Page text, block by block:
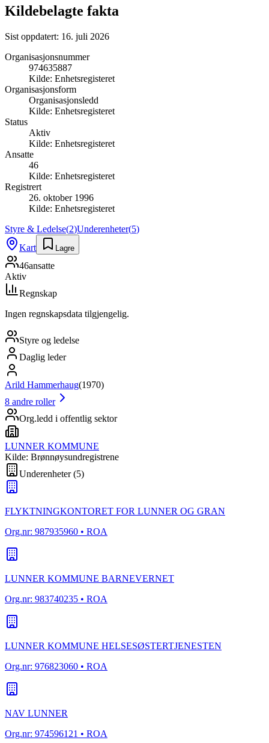
Kildebelagte fakta
Sist oppdatert: 16. juli 2026
Organisasjonsnummer
974635887
Kilde: Enhetsregisteret
Organisasjonsform
Organisasjonsledd
Kilde: Enhetsregisteret
Status
Aktiv
Kilde: Enhetsregisteret
Ansatte
46
Kilde: Enhetsregisteret
Registrert
26. oktober 1996
Kilde: Enhetsregisteret
Styre & Ledelse(2)Underenheter(5)
Kart
Lagre
46ansatte
Aktiv
Regnskap
Ingen regnskapsdata tilgjengelig.
Styre og ledelse
Daglig leder
Arild Hammerhaug(1970)
8 andre roller
Org.ledd i offentlig sektor
LUNNER KOMMUNE
Kilde: Brønnøysundregistrene
Underenheter(5)
FLYKTNINGKONTORET FOR LUNNER OG GRAN
Org.nr: 987935960 • ROA
LUNNER KOMMUNE BARNEVERNET
Org.nr: 983740235 • ROA
LUNNER KOMMUNE HELSESØSTERTJENESTEN
Org.nr: 976823060 • ROA
NAV LUNNER
Org.nr: 974596121 • ROA